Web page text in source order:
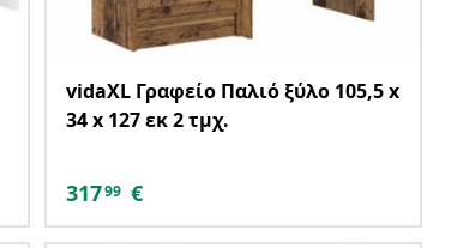
vidaXL Γραφείο Παλιό ξύλο 105,5 x
34 x 127 εκ 2 τμχ.
31799 €